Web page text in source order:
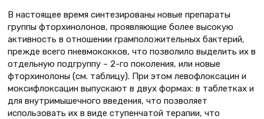
В настоящее время синтезированы новые препараты
группы фторхинолонов, проявляющие более высокую
активность в отношении грамположительных бактерий,
прежде всего пневмококков, что позволило выделить их в
отдельную подгруппу – 2-го поколения, или новые
фторхинолоны (см. таблицу). При этом левофлоксацин и
моксифлоксацин выпускают в двух формах: в таблетках и
для внутримышечного введения, что позволяет
использовать их в виде ступенчатой терапии, что